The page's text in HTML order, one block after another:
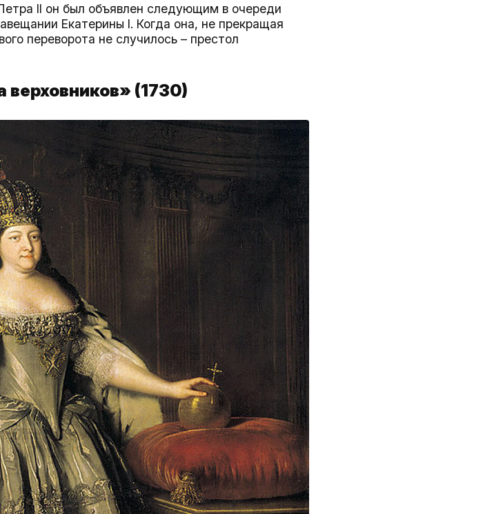
II он был объявлен следующим в очереди
Екатерины I. Когда она, не прекращая
переворота не случилось – престол
верховников» (1730)